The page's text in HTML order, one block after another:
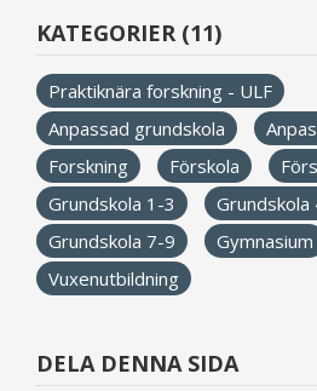
KATEGORIER (11)
Praktiknära forskning - ULF
Anpassad grundskola
Forskning
Förskola
Grundskola 1-3
Grundskola
Grundskola 7-9
Gymnasium
Vuxenutbildning
DELA DENNA SIDA